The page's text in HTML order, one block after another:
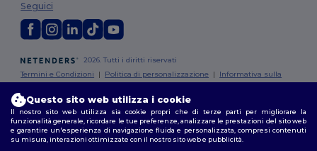
2026. Tutti i diritti riservati
Termini e Condizioni | Politica di personalizzazione | Informativa sulla
privacy|Politica sui cookie|Site Map
Seguici
Roma| Milano |Napoli | Torino | Palermo | Genova |Bologna |Firenze
Catania|Bari
Questo sito web utilizza i cookie
Il nostro sito web utilizza sia cookie propri che di terze parti per migliorare la
funzionalità generale, ricordare le tue preferenze, analizzare le prestazioni del sito web
e garantire un'esperienza di navigazione fluida e personalizzata, compresi contenuti
su misura, interazioni ottimizzate con il nostro sito web e pubblicità.